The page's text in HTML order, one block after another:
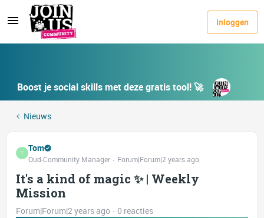
Inloggen
Boost je social skills met deze gratis tool! 🚀
Nieuws
T Tom
Oud-Community Manager Forum|Forum|2 years ago
It's a kind of magic ✨ | Weekly
Mission
Forum|Forum|2 years ago 0 reacties